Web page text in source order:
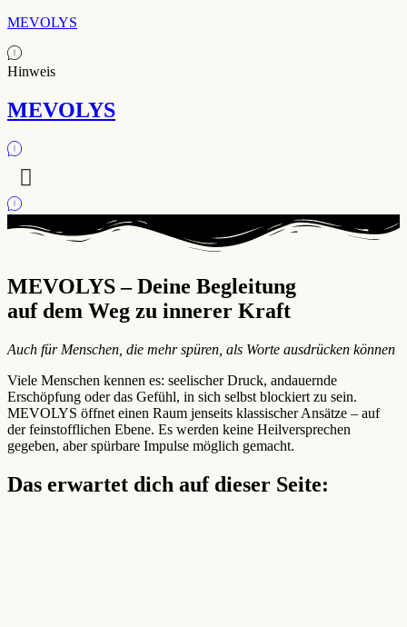
MEVOLYS
Hinweis
MEVOLYS
MEVOLYS – Deine Begleitung
auf dem Weg zu innerer Kraft
Auch für Menschen, die mehr spüren, als Worte ausdrücken können
Viele Menschen kennen es: seelischer Druck, andauernde
Erschöpfung oder das Gefühl, in sich selbst blockiert zu sein.
MEVOLYS öffnet einen Raum jenseits klassischer Ansätze – auf
der feinstofflichen Ebene. Es werden keine Heilversprechen
gegeben, aber spürbare Impulse möglich gemacht.
Das erwartet dich auf dieser Seite: